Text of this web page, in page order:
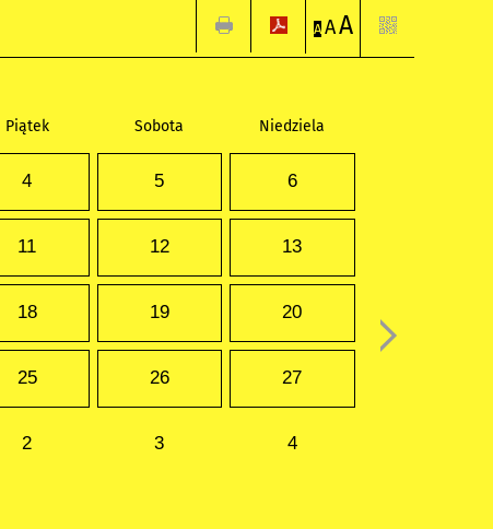
A AA
Piątek Sobota Niedziela
4 5 6
11 12 13
18 19 20
25 26 27
2 3 4